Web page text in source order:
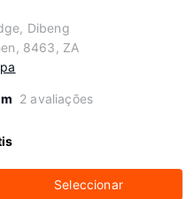
Dibeng
8463, ZA
2 avaliações
Seleccionar